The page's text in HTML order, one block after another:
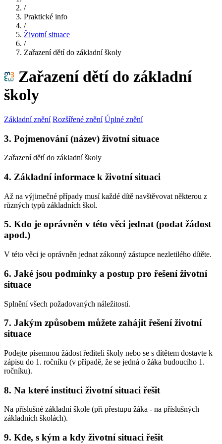
/
Praktické info
/
Životní situace
/
Zařazení dětí do základní školy
Zařazení dětí do základní
školy
Základní znění Rozšířené znění Úplné znění
3. Pojmenování (název) životní situace
Zařazení dětí do základní školy
4. Základní informace k životní situaci
Až na výjimečné případy musí každé dítě navštěvovat některou z
různých typů základních škol.
5. Kdo je oprávněn v této věci jednat (podat žádost
apod.)
V této věci je oprávněn jednat zákonný zástupce nezletilého dítěte.
6. Jaké jsou podmínky a postup pro řešení životní
situace
Splnění všech požadovaných náležitostí.
7. Jakým způsobem můžete zahájit řešení životní
situace
Podejte písemnou žádost řediteli školy nebo se s dítětem dostavte k
zápisu do 1. ročníku (v případě, že se jedná o žáka budoucího 1.
ročníku).
8. Na které instituci životní situaci řešit
Na příslušné základní škole (při přestupu žáka - na příslušných
základních školách).
9. Kde, s kým a kdy životní situaci řešit